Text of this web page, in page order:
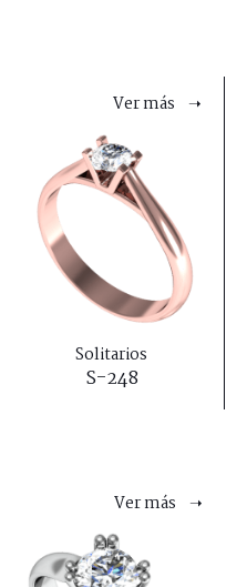
Ver más ➝
Solitarios
S-248
Ver más ➝